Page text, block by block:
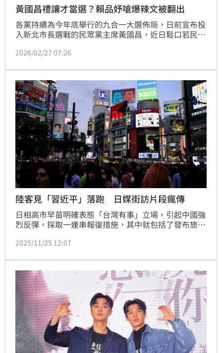
黃國昌禮讓才當選？賴品妤嗆爆辣文被翻出
各黨持續為今年底舉行的九合一大選佈局，日前宣布投
入新北市長選戰的民眾黨主席黃國昌，近日鬆口若民調
注。黃國昌2019年爭取立委連任曾有「落跑」黑歷
當年是受到黃國昌「禮讓」才選上，就有鄉民翻出賴品
妤過去嗆爆黃國昌及其支持者的言論，再度掀起熱烈討
論。
2026/02/27 07:26
陸客見「習近平」落跑 日媒街訪片段瘋傳
日相高市早苗明確表態「台灣有事」立場，引起中國強
烈反彈，採取一連串報復措施，其中就包括了發布旅遊
問到還在日本當地的中國旅客，結果一聽到中國國家主
起熱議。
2025/11/25 12:07